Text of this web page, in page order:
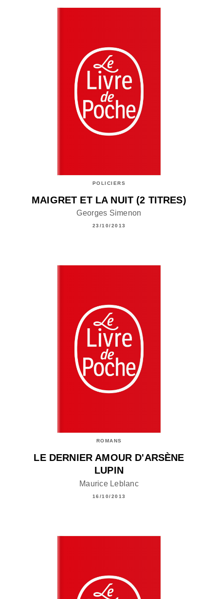
POLICIERS
MAIGRET ET LA NUIT (2 TITRES)
Georges Simenon
23/10/2013
ROMANS
LE DERNIER AMOUR D'ARSÈNE
LUPIN
Maurice Leblanc
16/10/2013